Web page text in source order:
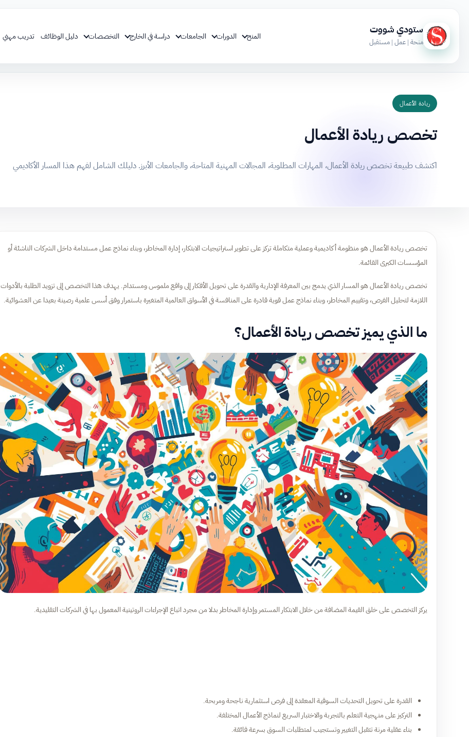
ستودي شووت
منحة | عمل | مستقبل
المنح الدورات الجامعات دراسة في الخارج التخصصات دليل الوظائف تدريب مهني
ريادة الأعمال
تخصص ريادة الأعمال
اكتشف طبيعة تخصص ريادة الأعمال، المهارات المطلوبة، المجالات المهنية المتاحة، والجامعات الأبرز. دليلك الشامل لفهم هذا المسار الأكاديمي
تخصص ريادة الأعمال هو منظومة أكاديمية وعملية متكاملة تركز على تطوير استراتيجيات الابتكار، إدارة المخاطر، وبناء نماذج عمل مستدامة داخل الشركات الناشئة أو
المؤسسات الكبرى القائمة.
تخصص ريادة الأعمال هو المسار الذي يدمج بين المعرفة الإدارية والقدرة على تحويل الأفكار إلى واقع ملموس ومستدام. يهدف هذا التخصص إلى تزويد الطلبة بالأدوات
اللازمة لتحليل الفرص، وتقييم المخاطر، وبناء نماذج عمل قوية قادرة على المنافسة في الأسواق العالمية المتغيرة باستمرار وفق أسس علمية رصينة بعيدا عن العشوائية.
ما الذي يميز تخصص ريادة الأعمال؟
يركز التخصص على خلق القيمة المضافة من خلال الابتكار المستمر وإدارة المخاطر بدلا من مجرد اتباع الإجراءات الروتينية المعمول بها في الشركات التقليدية.
القدرة على تحويل التحديات السوقية المعقدة إلى فرص استثمارية ناجحة ومربحة.
التركيز على منهجية التعلم بالتجربة والاختبار السريع لنماذج الأعمال المختلفة.
بناء عقلية مرنة تتقبل التغيير وتستجيب لمتطلبات السوق بسرعة فائقة.